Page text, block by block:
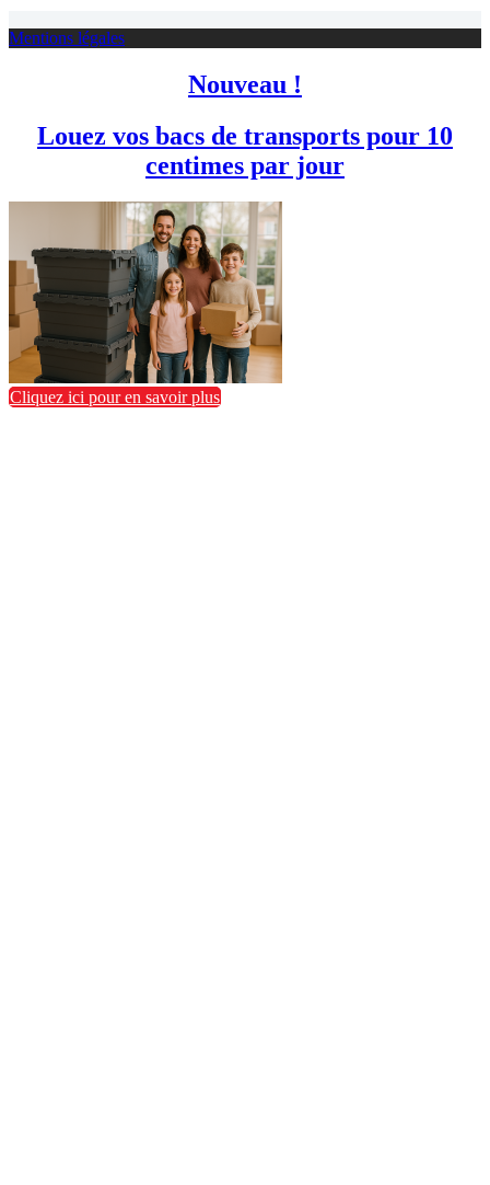
Mentions légales
Nouveau !
Louez vos bacs de transports pour 10
centimes par jour
Cliquez ici pour en savoir plus